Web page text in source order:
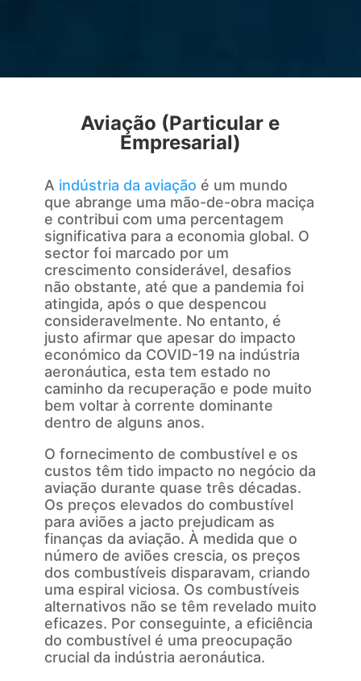
Aviação (Particular e
Empresarial)
A indústria da aviação é um mundo
que abrange uma mão-de-obra maciça
e contribui com uma percentagem
significativa para a economia global. O
sector foi marcado por um
crescimento considerável, desafios
não obstante, até que a pandemia foi
atingida, após o que despencou
consideravelmente. No entanto, é
justo afirmar que apesar do impacto
económico da COVID-19 na indústria
aeronáutica, esta tem estado no
caminho da recuperação e pode muito
bem voltar à corrente dominante
dentro de alguns anos.
O fornecimento de combustível e os
custos têm tido impacto no negócio da
aviação durante quase três décadas.
Os preços elevados do combustível
para aviões a jacto prejudicam as
finanças da aviação. À medida que o
número de aviões crescia, os preços
dos combustíveis disparavam, criando
uma espiral viciosa. Os combustíveis
alternativos não se têm revelado muito
eficazes. Por conseguinte, a eficiência
do combustível é uma preocupação
crucial da indústria aeronáutica.